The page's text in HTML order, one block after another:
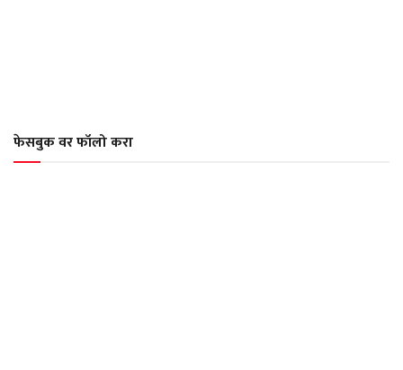
फेसबुक वर फॉलो करा